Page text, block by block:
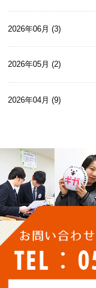
2026年06月 (3)
2026年05月 (2)
2026年04月 (9)
2026年02月 (1)
2026年01月 (1)
2025年12月 (1)